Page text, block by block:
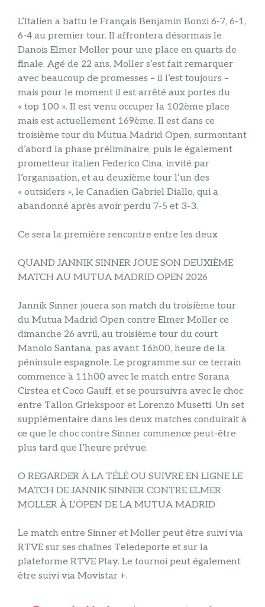
L’Italien a battu le Français Benjamin Bonzi 6-7, 6-1,
6-4 au premier tour. Il affrontera désormais le
Danois Elmer Moller pour une place en quarts de
finale. Agé de 22 ans, Moller s’est fait remarquer
avec beaucoup de promesses – il l’est toujours –
mais pour le moment il est arrêté aux portes du
« top 100 ». Il est venu occuper la 102ème place
mais est actuellement 169ème. Il est dans ce
troisième tour du Mutua Madrid Open, surmontant
d’abord la phase préliminaire, puis le également
prometteur italien Federico Cina, invité par
l’organisation, et au deuxième tour l’un des
« outsiders », le Canadien Gabriel Diallo, qui a
abandonné après avoir perdu 7-5 et 3-3.
Ce sera la première rencontre entre les deux
QUAND JANNIK SINNER JOUE SON DEUXIÈME
MATCH AU MUTUA MADRID OPEN 2026
Jannik Sinner jouera son match du troisième tour
du Mutua Madrid Open contre Elmer Moller ce
dimanche 26 avril, au troisième tour du court
Manolo Santana, pas avant 16h00, heure de la
péninsule espagnole. Le programme sur ce terrain
commence à 11h00 avec le match entre Sorana
Cirstea et Coco Gauff, et se poursuivra avec le choc
entre Tallon Griekspoor et Lorenzo Musetti. Un set
supplémentaire dans les deux matches conduirait à
ce que le choc contre Sinner commence peut-être
plus tard que l’heure prévue.
O REGARDER À LA TÉLÉ OU SUIVRE EN LIGNE LE
MATCH DE JANNIK SINNER CONTRE ELMER
MOLLER À L’OPEN DE LA MUTUA MADRID
Le match entre Sinner et Moller peut être suivi via
RTVE sur ses chaînes Teledeporte et sur la
plateforme RTVE Play. Le tournoi peut également
être suivi via Movistar +.